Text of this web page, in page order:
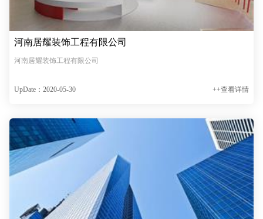
河南居耀装饰工程有限公司
河南居耀装饰工程有限公司
UpDate：2020-05-30 ++查看详情